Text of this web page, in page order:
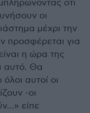
ότι
οι
μέχρι την
προσφέρεται για
η ώρα της
αυτό. Θα
αυτοί οι
-οι
είπε